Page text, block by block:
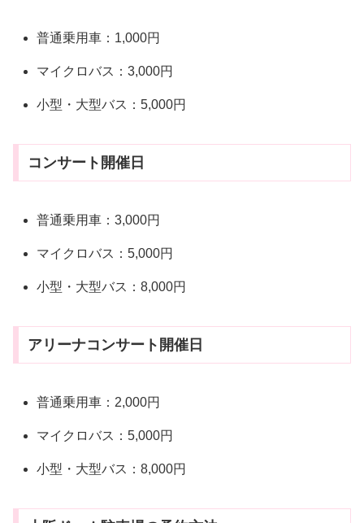
普通乗用車：1,000円
マイクロバス：3,000円
小型・大型バス：5,000円
コンサート開催日
普通乗用車：3,000円
マイクロバス：5,000円
小型・大型バス：8,000円
アリーナコンサート開催日
普通乗用車：2,000円
マイクロバス：5,000円
小型・大型バス：8,000円